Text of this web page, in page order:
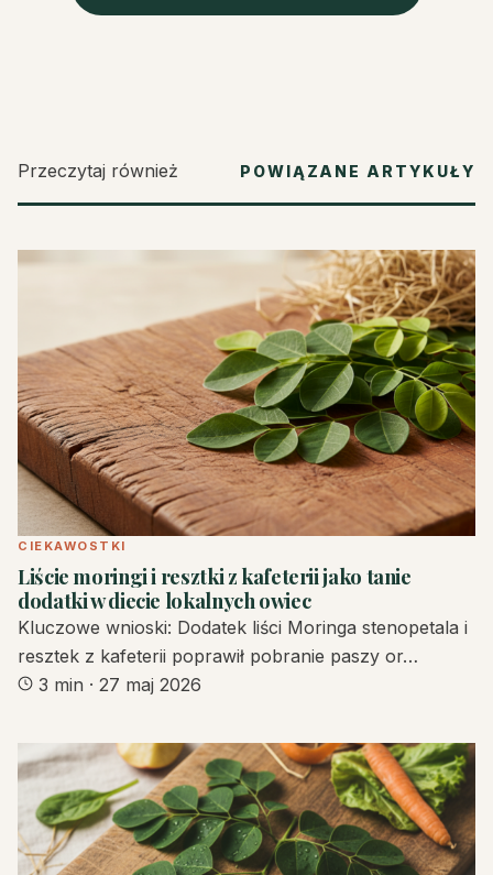
Przeczytaj również POWIĄZANE ARTYKUŁY
CIEKAWOSTKI
Liście moringi i resztki z kafeterii jako tanie
dodatki w diecie lokalnych owiec
Kluczowe wnioski: Dodatek liści Moringa stenopetala i
resztek z kafeterii poprawił pobranie paszy or…
3 min · 27 maj 2026